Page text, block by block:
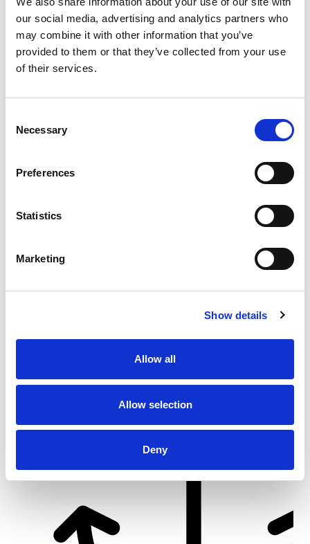
our social media, advertising and analytics partners who
may combine it with other information that you’ve
provided to them or that they’ve collected from your use
of their services.
Selection
Necessary
Preferences
Statistics
Marketing
Show details
Allow all
Allow selection
Deny
Fiskardo